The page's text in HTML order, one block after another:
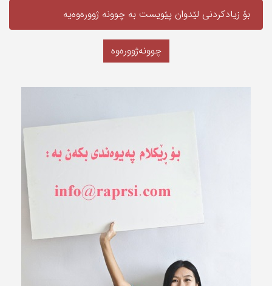
بۆ زیادکردنی لێدوان پێویست به‌ چوونە ژوورەوەیه‌
چوونەژوورەوە